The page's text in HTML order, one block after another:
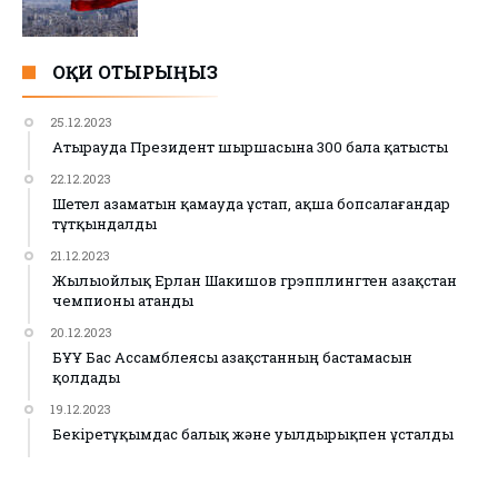
ОҚИ ОТЫРЫҢЫЗ
25.12.2023
Атырауда Президент шыршасына 300 бала қатысты
22.12.2023
Шетел азаматын қамауда ұстап, ақша бопсалағандар
тұтқындалды
21.12.2023
Жылыойлық Ерлан Шакишов грэпплингтен Қазақстан
чемпионы атанды
20.12.2023
БҰҰ Бас Ассамблеясы Қазақстанның бастамасын
қолдады
19.12.2023
Бекіретұқымдас балық және уылдырықпен ұсталды